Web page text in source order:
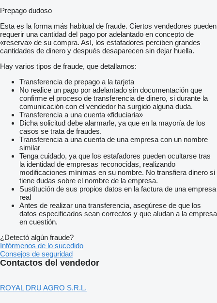
Prepago dudoso
Esta es la forma más habitual de fraude. Ciertos vendedores pueden
requerir una cantidad del pago por adelantado en concepto de
«reserva» de su compra. Así, los estafadores perciben grandes
cantidades de dinero y después desaparecen sin dejar huella.
Hay varios tipos de fraude, que detallamos:
Transferencia de prepago a la tarjeta
No realice un pago por adelantado sin documentación que
confirme el proceso de transferencia de dinero, si durante la
comunicación con el vendedor ha surgido alguna duda.
Transferencia a una cuenta «fiduciaria»
Dicha solicitud debe alarmarle, ya que en la mayoría de los
casos se trata de fraudes.
Transferencia a una cuenta de una empresa con un nombre
similar
Tenga cuidado, ya que los estafadores pueden ocultarse tras
la identidad de empresas reconocidas, realizando
modificaciones mínimas en su nombre. No transfiera dinero si
tiene dudas sobre el nombre de la empresa.
Sustitución de sus propios datos en la factura de una empresa
real
Antes de realizar una transferencia, asegúrese de que los
datos especificados sean correctos y que aludan a la empresa
en cuestión.
¿Detectó algún fraude?
Infórmenos de lo sucedido
Consejos de seguridad
Contactos del vendedor
ROYAL DRU AGRO S.R.L.